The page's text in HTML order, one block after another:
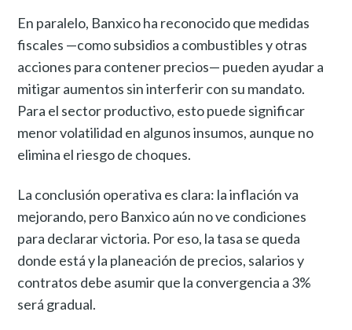
En paralelo, Banxico ha reconocido que medidas
fiscales —como subsidios a combustibles y otras
acciones para contener precios— pueden ayudar a
mitigar aumentos sin interferir con su mandato.
Para el sector productivo, esto puede significar
menor volatilidad en algunos insumos, aunque no
elimina el riesgo de choques.
La conclusión operativa es clara: la inflación va
mejorando, pero Banxico aún no ve condiciones
para declarar victoria. Por eso, la tasa se queda
donde está y la planeación de precios, salarios y
contratos debe asumir que la convergencia a 3%
será gradual.